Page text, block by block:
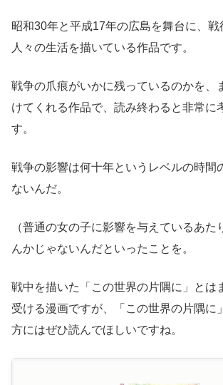
昭和30年と平成17年の広島を舞台に、戦
人々の生活を描いている作品です。
戦争の爪痕がいかに残っているのかを、
けてくれる作品で、読み終わると非常に
す。
戦争の影響は何十年というレベルの時間
ないんだ。
（普通の女の子に影響を与えているあた
んかじゃないんだといったことを。
戦中を描いた「この世界の片隅に」とは
受ける漫画ですが、「この世界の片隅に
方にはぜひ読んでほしいですね。